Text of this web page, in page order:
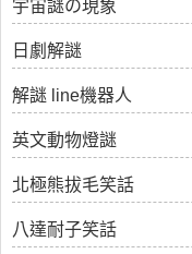
宇宙謎の現象
日劇解謎
解謎 line機器人
英文動物燈謎
北極熊拔毛笑話
八達耐子笑話